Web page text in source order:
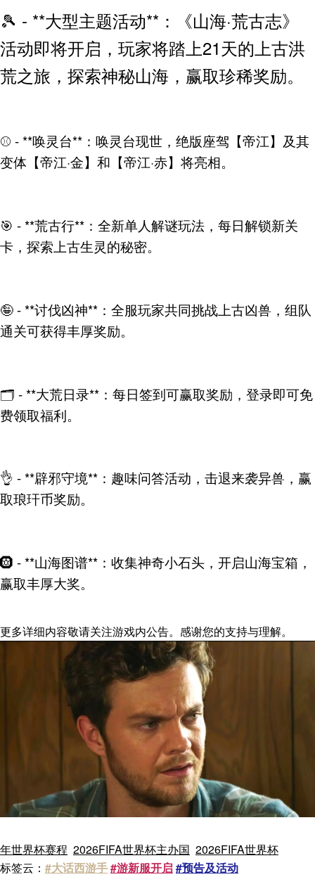
🎾 - **大型主题活动**：《山海·荒古志》
活动即将开启，玩家将踏上21天的上古洪
荒之旅，探索神秘山海，赢取珍稀奖励。
⚾ - **唤灵台**：唤灵台现世，绝版座驾【帝江】及其
变体【帝江·金】和【帝江·赤】将亮相。
🎯 - **荒古行**：全新单人解谜玩法，每日解锁新关
卡，探索上古生灵的秘密。
🤪 - **讨伐凶神**：全服玩家共同挑战上古凶兽，组队
通关可获得丰厚奖励。
🗂️ - **大荒日录**：每日签到可赢取奖励，登录即可免
费领取福利。
👌 - **辟邪守境**：趣味问答活动，击退来袭异兽，赢
取琅玕币奖励。
🛞 - **山海图谱**：收集神奇小石头，开启山海宝箱，
赢取丰厚大奖。
更多详细内容敬请关注游戏内公告。感谢您的支持与理解。
年世界杯赛程 2026FIFA世界杯主办国 2026FIFA世界杯
标签云： #大话西游手#游新服开启#预告及活动